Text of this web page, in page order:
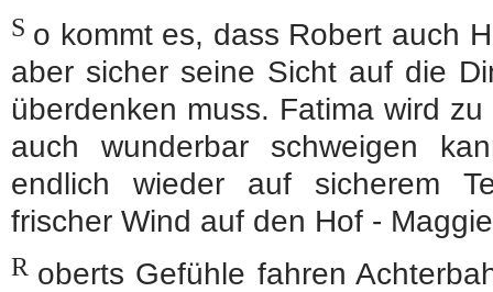
S o kommt es, dass Robert auch
aber sicher seine Sicht auf die
überdenken muss. Fatima wird
auch wunderbar schweigen
endlich wieder auf sicherem
frischer Wind auf den Hof -
R oberts Gefühle fahren